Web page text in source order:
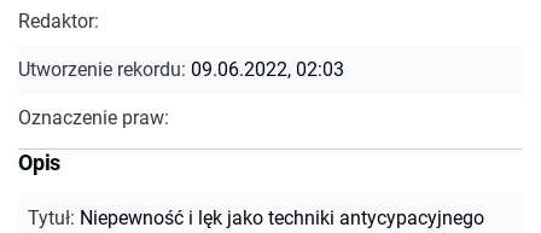
Redaktor:
Utworzenie rekordu: 09.06.2022, 02:03
Oznaczenie praw:
Opis
Tytuł: Niepewność i lęk jako techniki antycypacyjnego